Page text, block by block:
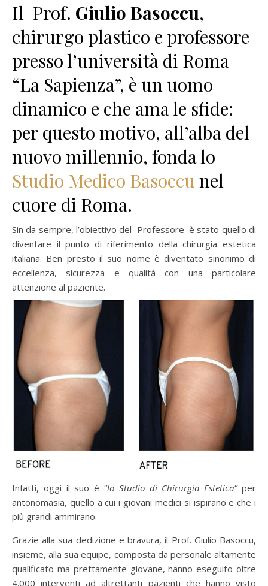
Il Prof. Giulio Basoccu,
chirurgo plastico e professore
presso l’università di Roma
“La Sapienza”, è un uomo
dinamico e che ama le sfide:
per questo motivo, all’alba del
nuovo millennio, fonda lo
Studio Medico Basoccu nel
cuore di Roma.
Sin da sempre, l’obiettivo del Professore è stato quello di
diventare il punto di riferimento della chirurgia estetica
italiana. Ben presto il suo nome è diventato sinonimo di
eccellenza, sicurezza e qualità con una particolare
attenzione al paziente.
Infatti, oggi il suo è “lo Studio di Chirurgia Estetica”per
antonomasia, quello a cui i giovani medici si ispirano e che i
più grandi ammirano.
Grazie alla sua dedizione e bravura, il Prof. Giulio Basoccu,
insieme, alla sua equipe, composta da personale altamente
qualificato ma prettamente giovane, hanno eseguito oltre
4.000 interventi ad altrettanti pazienti che hanno visto